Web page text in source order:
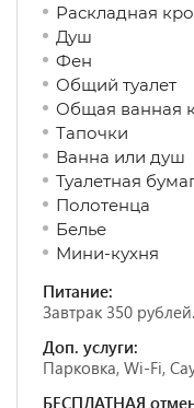
Раскладная
Душ
Фен
Общий туалет
Общая ванная
Тапочки
Ванна или душ
Туалетная
Полотенца
Белье
Мини-кухня
Питание:
Завтрак 350
Доп. услуги:
Парковка, Wi-Fi,
БЕСПЛАТНАЯ